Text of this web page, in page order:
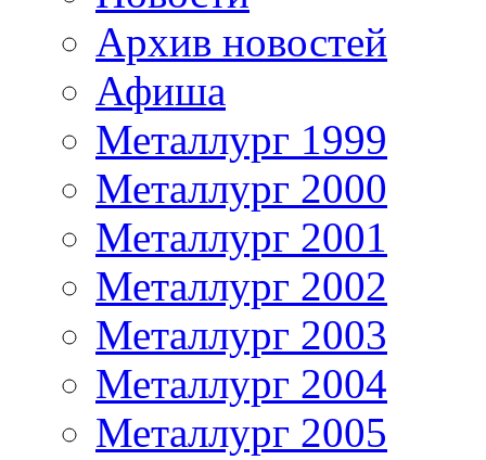
Архив новостей
Афиша
Металлург 1999
Металлург 2000
Металлург 2001
Металлург 2002
Металлург 2003
Металлург 2004
Металлург 2005